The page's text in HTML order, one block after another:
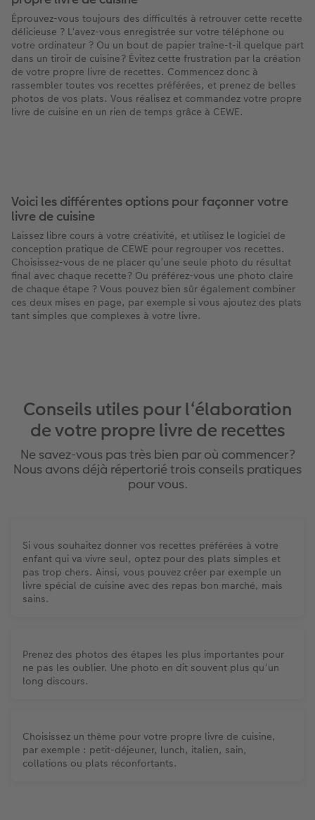
XXL Panorama
A5 Panorama
Petit Carré
Types de couvertures
Possibilités
Effet relief
Accessoires
Conseils pour vos livres photos
CEWE MYPHOTOS
Tirages photo rétro carré
Tirages fine art
Marque-page photo
Lots de photos
Autocollants photo
Boîte photo souvenirs
Créez votre photo d'identité
Tableau photo prestige
Photo sur carton mousse
Photo sur bois
Décoration murale encadrée
Accessoires
Calendrier mural Fineline
À annoter
Modèles créatifs
Textiles
Photo magnets
Coques smartphones
Tirages créatifs
Idées cadeaux
Faire-part de mariage
Faire-part de naissance
Faire-part d'anniversaire
Effet relief
Mariage
Animaux
Conséils décoration murale
CEWE myPhotos
Tutoriels
Concours photo
Magazine CEWE
Pour les enfants
Pour les animaux
Cadeaux plus durables
Éprouvez-vous toujours des difficultés à retrouver cette recette
délicieuse ? L‘avez-vous enregistrée sur votre téléphone ou
votre ordinateur ? Ou un bout de papier traîne-t-il quelque part
dans un tiroir de cuisine ? Évitez cette frustration par la création
de votre propre livre de recettes. Commencez donc à
rassembler toutes vos recettes préférées, et prenez de belles
photos de vos plats. Vous réalisez et commandez votre propre
livre de cuisine en un rien de temps grâce à CEWE.
Voici les différentes options pour façonner votre
livre de cuisine
Laissez libre cours à votre créativité, et utilisez le logiciel de
conception pratique de CEWE pour regrouper vos recettes.
Choisissez-vous de ne placer qu’une seule photo du résultat
final avec chaque recette ? Ou préférez-vous une photo claire
de chaque étape ? Vous pouvez bien sûr également combiner
ces deux mises en page, par exemple si vous ajoutez des plats
tant simples que complexes à votre livre.
Conseils utiles pour l‘élaboration
de votre propre livre de recettes
Ne savez-vous pas très bien par où commencer ?
Nous avons déjà répertorié trois conseils pratiques
pour vous.
Si vous souhaitez donner vos recettes préférées à votre
enfant qui va vivre seul, optez pour des plats simples et
pas trop chers. Ainsi, vous pouvez créer par exemple un
livre spécial de cuisine avec des repas bon marché, mais
sains.
Prenez des photos des étapes les plus importantes pour
ne pas les oublier. Une photo en dit souvent plus qu‘un
long discours.
Choisissez un thème pour votre propre livre de cuisine,
par exemple : petit-déjeuner, lunch, italien, sain,
collations ou plats réconfortants.